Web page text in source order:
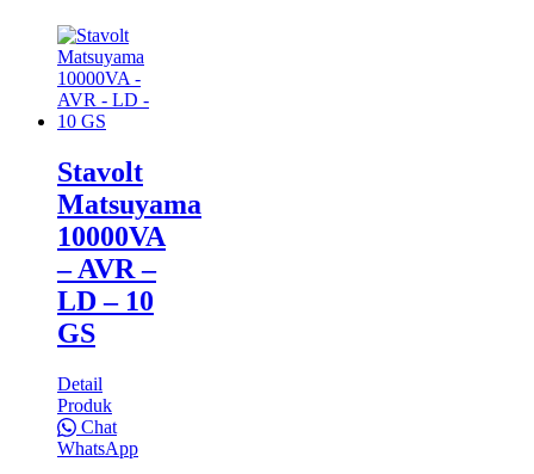
Stavolt
Matsuyama
10000VA
– AVR –
LD – 10
GS
Detail
Produk
Chat
WhatsApp